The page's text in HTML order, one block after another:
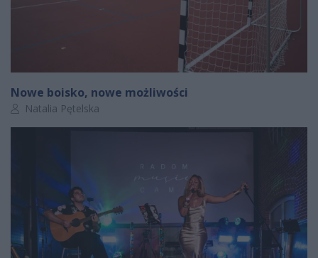
Nowe boisko, nowe możliwości
Autor artykułu:
Natalia Pętelska